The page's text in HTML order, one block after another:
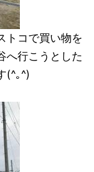
トコで買い物を
へ行こうとした
(^｡^)